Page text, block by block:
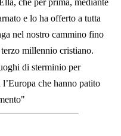
che per prima, mediante
e lo ha offerto a tutta
nel nostro cammino fino
millennio cristiano.
di sterminio per
che hanno patito